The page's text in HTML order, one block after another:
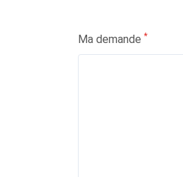
Ma demande *